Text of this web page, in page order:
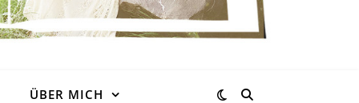
ÜBER MICH